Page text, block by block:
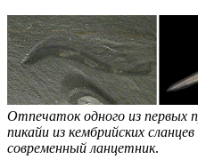
Отпечаток одного из первых
пикайи из кембрийских
современный ланцетник.